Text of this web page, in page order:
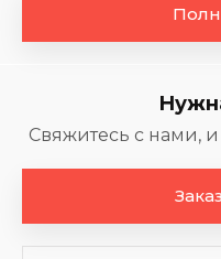
Свяжитесь с нами,